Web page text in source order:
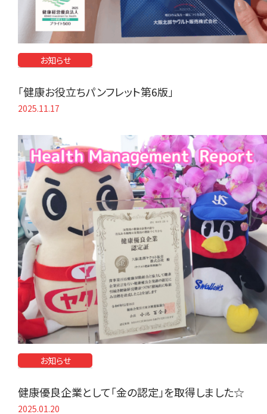
お知らせ
「健康お役立ちパンフレット第6版」
2025.11.17
お知らせ
健康優良企業として「金の認定」を取得しました☆
2025.01.20